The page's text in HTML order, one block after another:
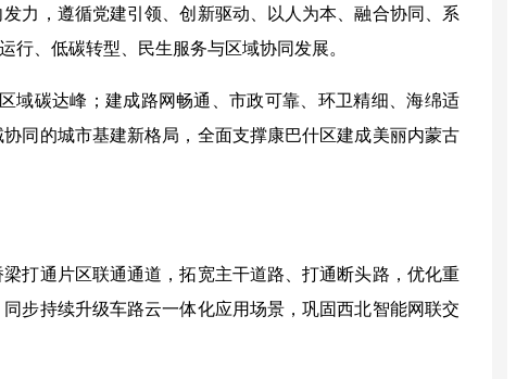
力，遵循党建引领、创新驱动、以人为本、融合协同、系
行、低碳转型、民生服务与区域协同发展。
域碳达峰；建成路网畅通、市政可靠、环卫精细、海绵适
同的城市基建新格局，全面支撑康巴什区建成美丽内蒙古
打通片区联通通道，拓宽主干道路、打通断头路，优化重
步持续升级车路云一体化应用场景，巩固西北智能网联交